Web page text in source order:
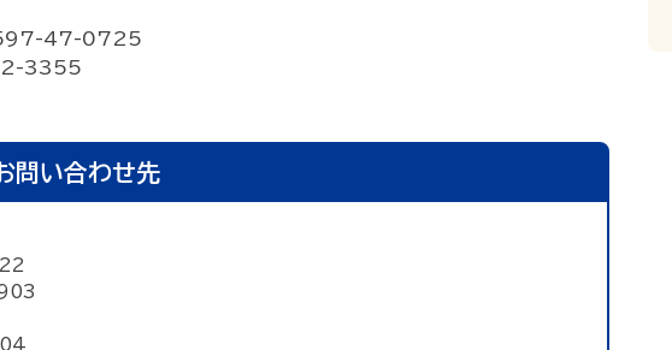
0597-47-0725
3355
問い合わせ先